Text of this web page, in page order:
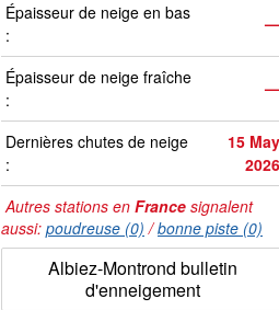
Épaisseur de neige en bas
:
—
Épaisseur de neige fraîche
:
—
Dernières chutes de neige
:
15 May
2026
Autres stations en France signalent
aussi: poudreuse (0) /bonne piste (0)
Albiez-Montrond bulletin
d'enneigement